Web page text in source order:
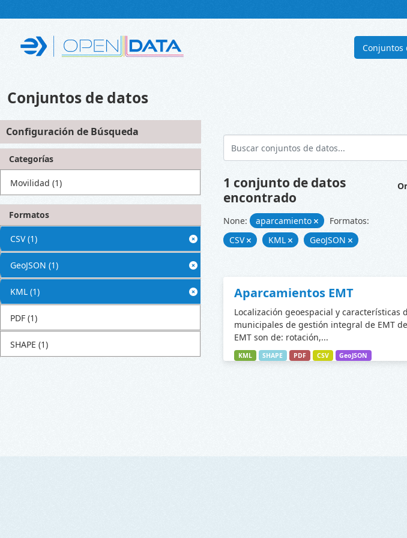
Conjuntos
Conjuntos de datos
Configuración de Búsqueda
Categorías
Movilidad (1)
Formatos
CSV (1)
GeoJSON (1)
KML (1)
PDF (1)
SHAPE (1)
1 conjunto de datos
encontrado
None: aparcamiento
Formatos:
CSV
KML GeoJSON
Aparcamientos EMT
Localización geoespacial y características
municipales de gestión integral de EMT
EMT son de: rotación,...
KML SHAPE PDF CSV GeoJSON